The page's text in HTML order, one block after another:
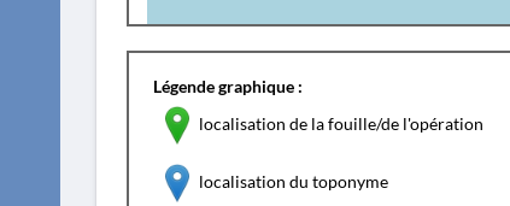
Légende graphique :
localisation de la fouille/de l'opération
localisation du toponyme